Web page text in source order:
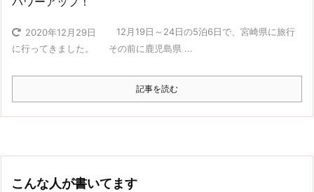
2020年12月29日
12月19日～24日の5泊6日で、宮崎県に旅行
に行ってきました。 その前に鹿児島県 ...
記事を読む
こんな人が書いてます